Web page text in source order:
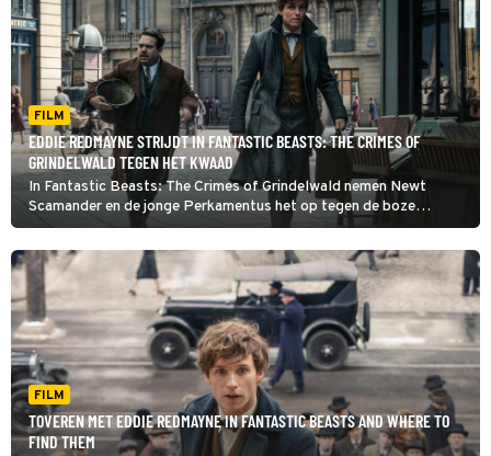
FILM
EDDIE REDMAYNE STRIJDT IN FANTASTIC BEASTS: THE CRIMES OF
GRINDELWALD TEGEN HET KWAAD
In Fantastic Beasts: The Crimes of Grindelwald nemen Newt
Scamander en de jonge Perkamentus het op tegen de boze
tovenaar Gellert Grindelwald.
FILM
TOVEREN MET EDDIE REDMAYNE IN FANTASTIC BEASTS AND WHERE TO
FIND THEM